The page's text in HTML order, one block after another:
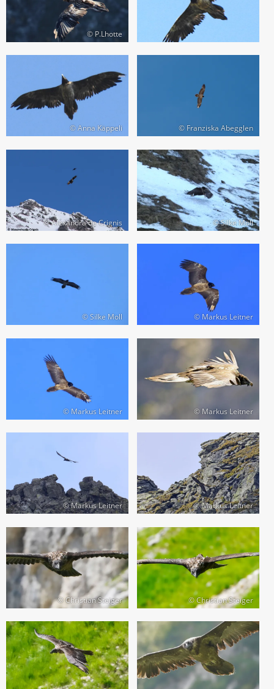
© P.Lhotte
© Anna Käppeli © Franziska Abegglen
© Alexandra de Crignis © Silke Moll
© Silke Moll © Markus Leitner
© Markus Leitner © Markus Leitner
© Markus Leitner © Markus Leitner
© Christian Steiger © Christian Steiger